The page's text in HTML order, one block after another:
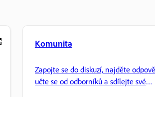
Komunita
Zapojte se do diskuzí, najděte
učte se od odborníků a sdílejte své